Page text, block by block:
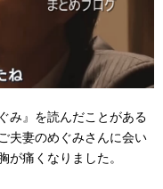
み』を読んだことがある
夫妻のめぐみさんに会い
が痛くなりました。